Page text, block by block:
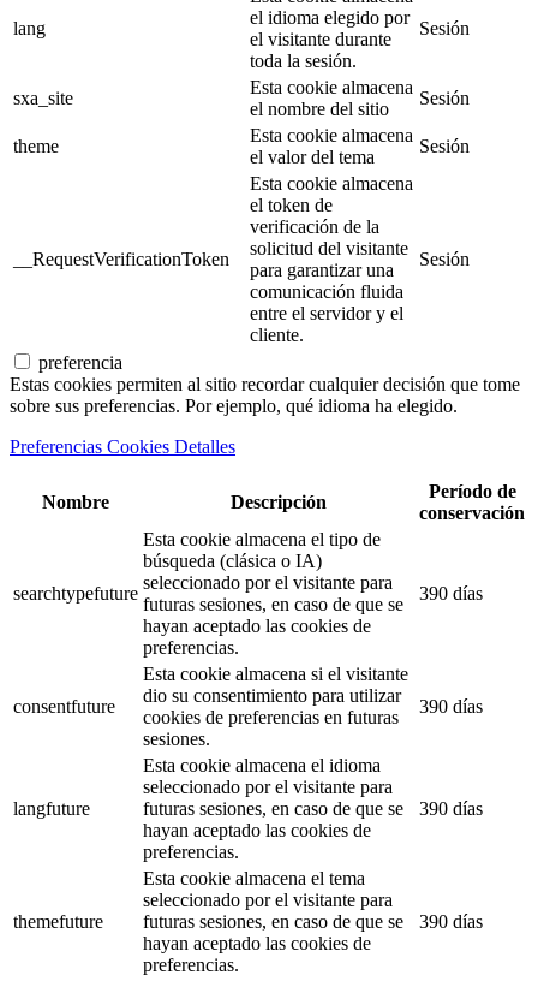
lang
el idioma elegido por
el visitante durante
toda la sesión.
Sesión
sxa_site
Esta cookie almacena
el nombre del sitio
Sesión
theme
Esta cookie almacena
el valor del tema
Sesión
__RequestVerificationToken
Esta cookie almacena
el token de
verificación de la
solicitud del visitante
para garantizar una
comunicación fluida
entre el servidor y el
cliente.
Sesión
preferencia
Estas cookies permiten al sitio recordar cualquier decisión que tome
sobre sus preferencias. Por ejemplo, qué idioma ha elegido.
Preferencias Cookies Detalles
Nombre Descripción
Período de
conservación
searchtypefuture
Esta cookie almacena el tipo de
búsqueda (clásica o IA)
seleccionado por el visitante para
futuras sesiones, en caso de que se
hayan aceptado las cookies de
preferencias.
390 días
consentfuture
Esta cookie almacena si el visitante
dio su consentimiento para utilizar
cookies de preferencias en futuras
sesiones.
390 días
langfuture
Esta cookie almacena el idioma
seleccionado por el visitante para
futuras sesiones, en caso de que se
hayan aceptado las cookies de
preferencias.
390 días
themefuture
Esta cookie almacena el tema
seleccionado por el visitante para
futuras sesiones, en caso de que se
hayan aceptado las cookies de
preferencias.
390 días